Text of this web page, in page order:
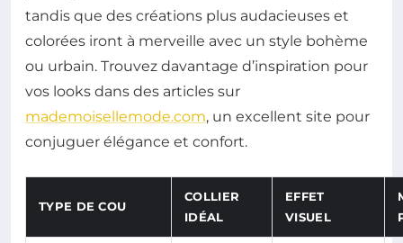
tandis que des créations plus audacieuses et
colorées iront à merveille avec un style bohème
ou urbain. Trouvez davantage d’inspiration pour
vos looks dans des articles sur
mademoisellemode.com, un excellent site pour
conjuguer élégance et confort.
TYPE DE COU
COLLIER
IDÉAL
EFFET
VISUEL